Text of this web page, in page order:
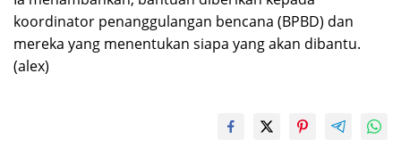
koordinator penanggulangan bencana (BPBD) dan
mereka yang menentukan siapa yang akan dibantu.
(alex)